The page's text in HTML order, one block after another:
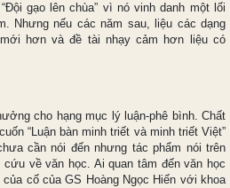
gạo lên chùa” vì nó vinh danh một lối
Nhưng nếu các năm sau, liệu các dạng
hơn và đề tài nhạy cảm hơn liệu có
cho hạng mục lý luận-phê bình. Chất
“Luận bàn minh triết và minh triết Việt”
cần nói đến nhưng tác phẩm nói trên
cứu về văn học. Ai quan tâm đến văn học
cố của GS Hoàng Ngọc Hiến với khoa